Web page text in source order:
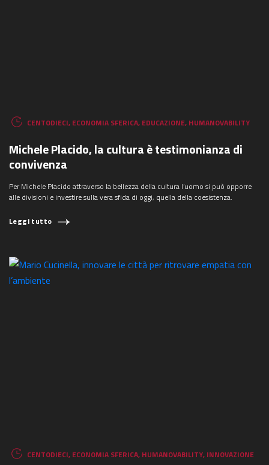
CENTODIECI, ECONOMIA SFERICA, EDUCAZIONE, HUMANOVABILITY
Michele Placido, la cultura è testimonianza di
convivenza
Per Michele Placido attraverso la bellezza della cultura l’uomo si può opporre
alle divisioni e investire sulla vera sfida di oggi, quella della coesistenza.
Leggi tutto
CENTODIECI, ECONOMIA SFERICA, HUMANOVABILITY, INNOVAZIONE